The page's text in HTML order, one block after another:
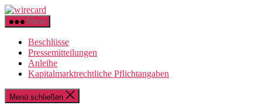
Zum
Inhalt
springen
Menü
Beschlüsse
Pressemitteilungen
Anleihe
Kapitalmarktrechtliche Pflichtangaben
Menü schließen